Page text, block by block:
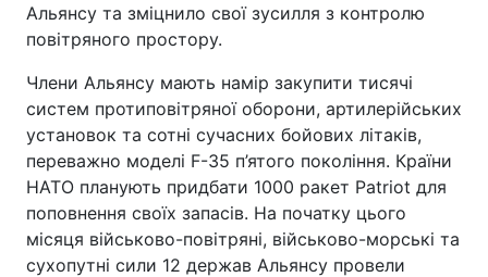
Альянсу та зміцнило свої зусилля з контролю
повітряного простору.
Члени Альянсу мають намір закупити тисячі
систем протиповітряної оборони, артилерійських
установок та сотні сучасних бойових літаків,
переважно моделі F-35 п’ятого покоління. Країни
НАТО планують придбати 1000 ракет Patriot для
поповнення своїх запасів. На початку цього
місяця військово-повітряні, військово-морські та
сухопутні сили 12 держав Альянсу провели